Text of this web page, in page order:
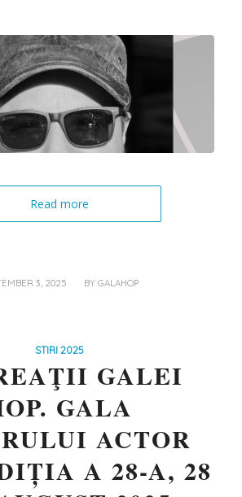
Read more
3, 2025
/ BY GALAHOP
STIRI 2025
GALEI
GALA
ACTOR
A 28-A, 28